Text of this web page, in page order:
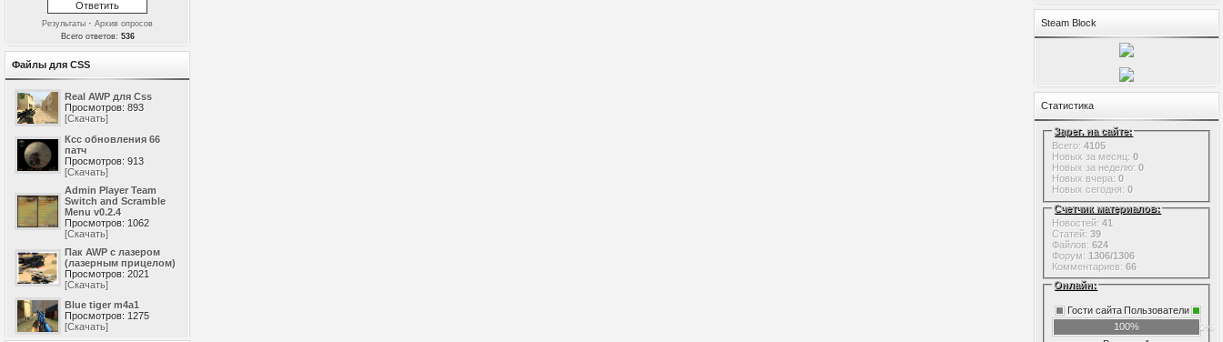
Результаты · Архив опросов
Всего ответов: 536
Файлы для CSS
Real AWP для Css
Просмотров: 893
[Скачать]
Ксс обновления 66
патч
Просмотров: 913
[Скачать]
Admin Player Team
Switch and Scramble
Menu v0.2.4
Просмотров: 1062
[Скачать]
Пак AWP с лазером
(лазерным прицелом)
Просмотров: 2021
[Скачать]
Blue tiger m4a1
Просмотров: 1275
[Скачать]
Steam Block
Статистика
Зарег. на сайте:
Всего:4105
Новых за месяц:0
Новых за неделю:0
Новых вчера:0
Новых сегодня:0
Счетчик материалов:
Новостей:41
Статей:39
Файлов:624
Форум: 1306/1306
Комментариев:66
Онлайн:
Пользователи
Гости сайта
100%
0%